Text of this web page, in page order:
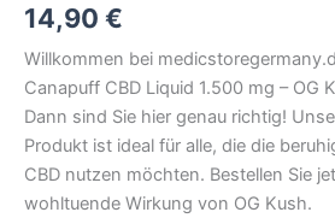
14,90 €
Willkommen bei
Canapuff CBD Liquid 1.500 mg – OG
Dann sind Sie hier genau richtig!
Produkt ist ideal für alle, die die
CBD nutzen möchten. Bestellen Sie
wohltuende Wirkung von OG Kush.